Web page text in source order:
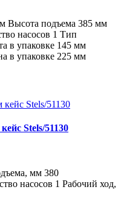
Высота подъема 385 мм
насосов 1 Тип
в упаковке 145 мм
в упаковке 225 мм
Stels/51130
мм 380
насосов 1 Рабочий ход,